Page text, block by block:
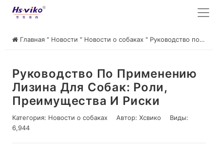
Главная " Новости " Новости о собаках " Руководство по применению лизина для собак: Роли, преимущества и риски
Руководство По Применению
Лизина Для Собак: Роли,
Преимущества И Риски
Категория: Новости о собаках Автор: Хсвико
Виды:
6,944